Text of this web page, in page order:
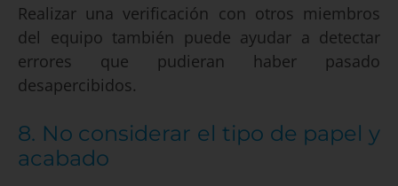
Realizar una verificación con otros miembros
del equipo también puede ayudar a detectar
errores que pudieran haber pasado
desapercibidos.
8. No considerar el tipo de papel y
acabado